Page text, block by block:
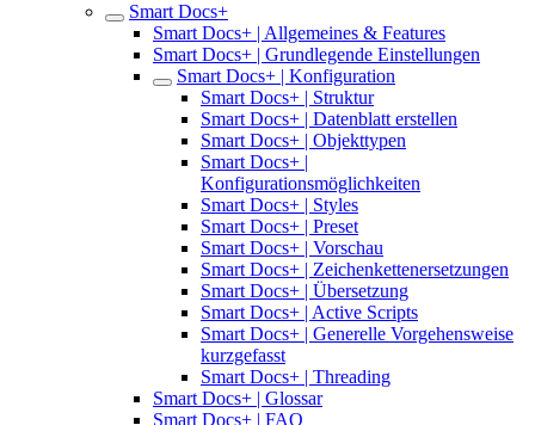
Smart Docs+
Smart Docs+ | Allgemeines & Features
Smart Docs+ | Grundlegende Einstellungen
Smart Docs+ | Konfiguration
Smart Docs+ | Struktur
Smart Docs+ | Datenblatt erstellen
Smart Docs+ | Objekttypen
Smart Docs+ |
Konfigurationsmöglichkeiten
Smart Docs+ | Styles
Smart Docs+ | Preset
Smart Docs+ | Vorschau
Smart Docs+ | Zeichenkettenersetzungen
Smart Docs+ | Übersetzung
Smart Docs+ | Active Scripts
Smart Docs+ | Generelle Vorgehensweise
kurzgefasst
Smart Docs+ | Threading
Smart Docs+ | Glossar
Smart Docs+ | FAQ